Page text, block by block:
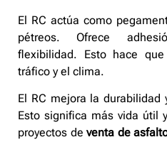
El RC actúa como
pétreos. Ofrece
flexibilidad. Esto hace
tráfico y el clima.
El RC mejora la
Esto significa más vida útil
proyectos deventa de